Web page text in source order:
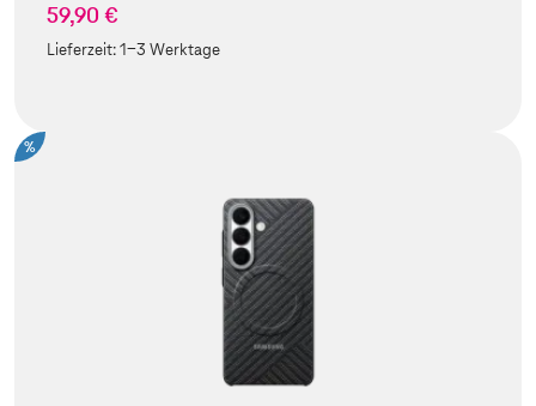
59,90 €
Lieferzeit:1-3 Werktage
%